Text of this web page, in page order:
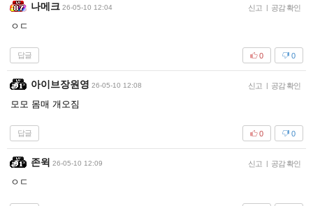
나메크 26-05-10 12:04 신고 | 공감 확인
ㅇㄷ
답글 0
0
아이브장원영 26-05-10 12:08 신고 | 공감 확인
모모 몸매 개오짐
답글 0
0
존윅 26-05-10 12:09 신고 | 공감 확인
ㅇㄷ